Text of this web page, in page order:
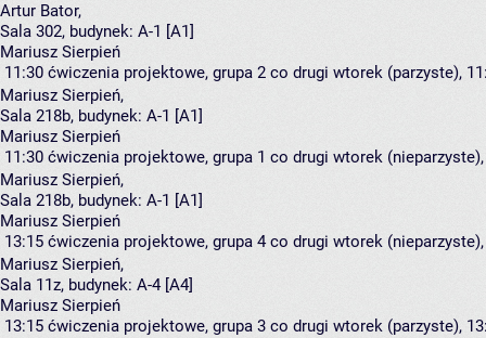
Artur Bator,
Sala 302, budynek: A-1 [A1]
Mariusz Sierpień
11:30 ćwiczenia projektowe, grupa 2 co drugi wtorek (parzyste),
Mariusz Sierpień,
Sala 218b, budynek: A-1 [A1]
Mariusz Sierpień
11:30 ćwiczenia projektowe, grupa 1 co drugi wtorek (nieparzyste),
Mariusz Sierpień,
Sala 218b, budynek: A-1 [A1]
Mariusz Sierpień
13:15 ćwiczenia projektowe, grupa 4 co drugi wtorek (nieparzyste),
Mariusz Sierpień,
Sala 11z, budynek: A-4 [A4]
Mariusz Sierpień
13:15 ćwiczenia projektowe, grupa 3 co drugi wtorek (parzyste),